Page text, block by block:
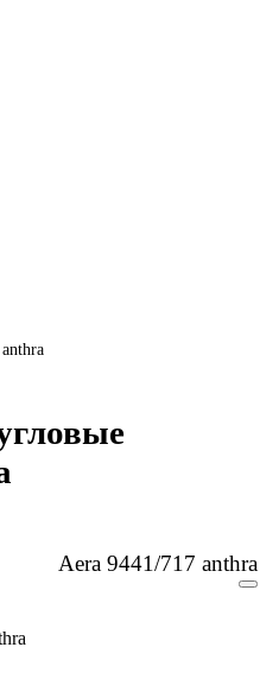
Aera 9441/717 anthra